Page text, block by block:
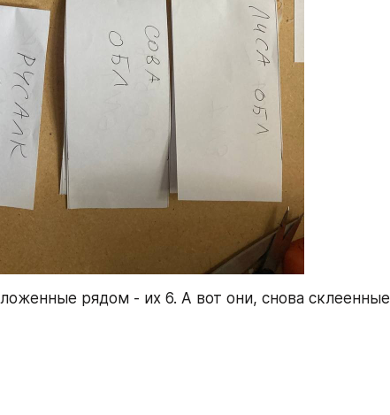
рядом - их 6. А вот они, снова склеенные